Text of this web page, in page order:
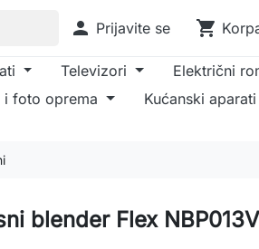
 Prijavite se shopping_cart
Televizori
Električni
i foto oprema Kućanski aparati
blender Flex